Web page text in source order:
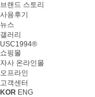
브랜드 스토리
사용후기
뉴스
갤러리
USC1994®
쇼핑몰
자사 온라인몰
오프라인
고객센터
KOR ENG